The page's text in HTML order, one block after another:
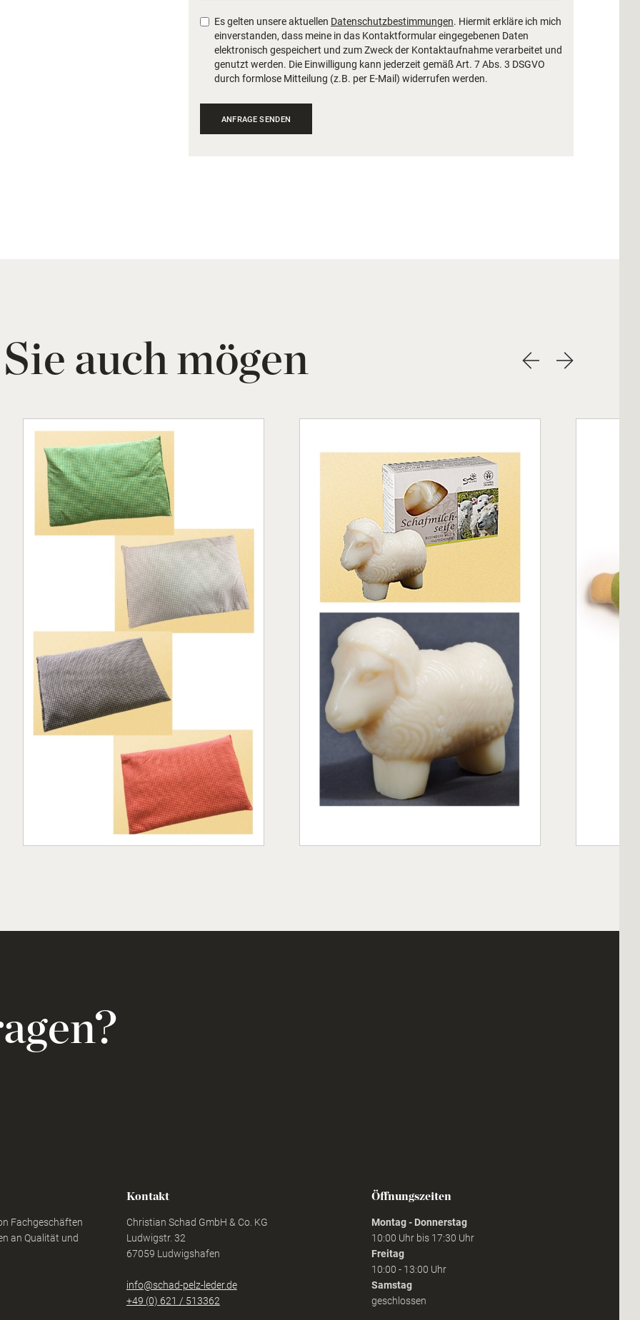
Es gelten unsere aktuellen Datenschutzbestimmungen. Hiermit erkläre ich mich
einverstanden, dass meine in das Kontaktformular eingegebenen Daten
elektronisch gespeichert und zum Zweck der Kontaktaufnahme verarbeitet und
genutzt werden. Die Einwilligung kann jederzeit gemäß Art. 7 Abs. 3 DSGVO
durch formlose Mitteilung (z.B. per E-Mail) widerrufen werden.
auch mögen
Fachgeschäften
an Qualität und
Kontakt
Christian Schad GmbH & Co. KG
Ludwigstr. 32
67059 Ludwigshafen
info@schad-pelz-leder.de
+49 (0) 621 / 513362
Öffnungszeiten
Montag - Donnerstag
10:00 Uhr bis 17:30 Uhr
Freitag
10:00 - 13:00 Uhr
Samstag
geschlossen